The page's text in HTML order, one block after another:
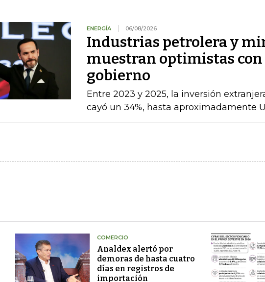
ENERGÍA 06/08/2026
Industrias petrolera y
muestran optimistas con
gobierno
Entre 2023 y 2025, la inversión
cayó un 34%, hasta aproximadamente
COMERCIO
Analdex alertó por
demoras de hasta cuatro
días en registros de
importación